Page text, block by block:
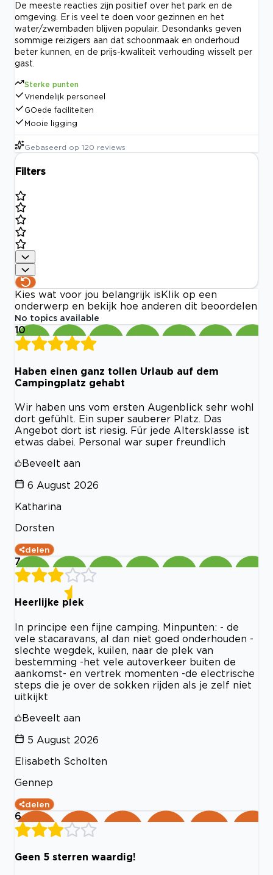
De meeste reacties zijn positief over het park en de
omgeving. Er is veel te doen voor gezinnen en het
water/zwembaden blijven populair. Desondanks geven
sommige reizigers aan dat schoonmaak en onderhoud
beter kunnen, en de prijs-kwaliteit verhouding wisselt per
gast.
Sterke punten
Vriendelijk personeel
GOede faciliteiten
Mooie ligging
Gebaseerd op 120 reviews
Filters
Kies wat voor jou belangrijk is Klik op een
onderwerp en bekijk hoe anderen dit beoordelen
No topics available
10
Haben einen ganz tollen Urlaub auf dem
Campingplatz gehabt
Wir haben uns vom ersten Augenblick sehr wohl
dort gefühlt. Ein super sauberer Platz. Das
Angebot dort ist riesig. Für jede Altersklasse ist
etwas dabei. Personal war super freundlich
Beveelt aan
6 August 2026
Katharina
Dorsten
delen
7
Heerlijke plek
In principe een fijne camping. Minpunten: - de
vele stacaravans, al dan niet goed onderhouden -
slechte wegdek, kuilen, naar de plek van
bestemming -het vele autoverkeer buiten de
aankomst- en vertrek momenten -de electrische
steps die je over de sokken rijden als je zelf niet
uitkijkt
Beveelt aan
5 August 2026
Elisabeth Scholten
Gennep
delen
6
Geen 5 sterren waardig!